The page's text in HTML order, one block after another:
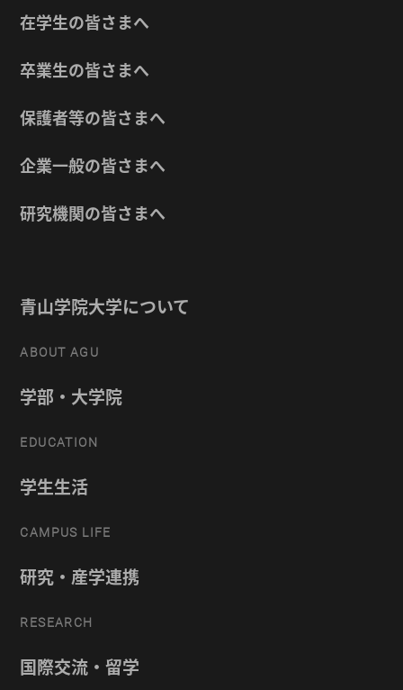
在学生の皆さまへ
卒業生の皆さまへ
保護者等の皆さまへ
企業一般の皆さまへ
研究機関の皆さまへ
青山学院大学について
ABOUT AGU
学部・大学院
EDUCATION
学生生活
CAMPUS LIFE
研究・産学連携
RESEARCH
国際交流・留学